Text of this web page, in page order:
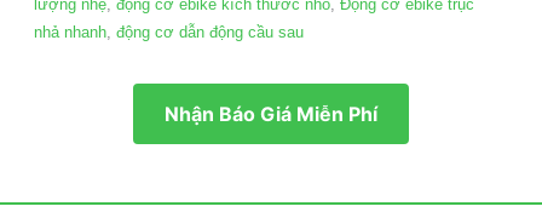
lượng nhẹ, động cơ ebike kích thước nhỏ, Động cơ ebike trục
nhả nhanh, động cơ dẫn động cầu sau
Nhận Báo Giá Miễn Phí